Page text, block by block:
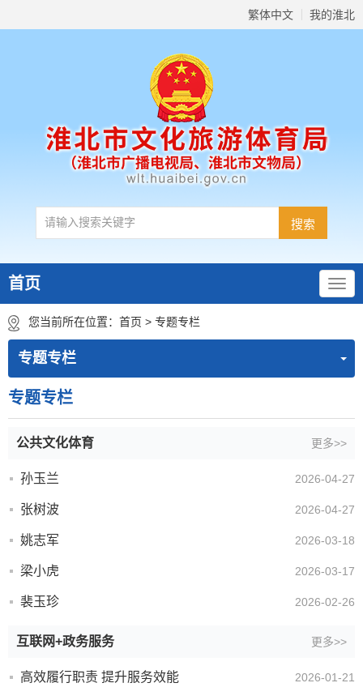
繁体中文 我的淮北
首页
您当前所在位置： 首页 > 专题专栏
专题专栏
专题专栏
公共文化体育 更多>>
孙玉兰 2026-04-27
张树波 2026-04-27
姚志军 2026-03-18
梁小虎 2026-03-17
裴玉珍 2026-02-26
互联网+政务服务 更多>>
高效履行职责 提升服务效能 2026-01-21